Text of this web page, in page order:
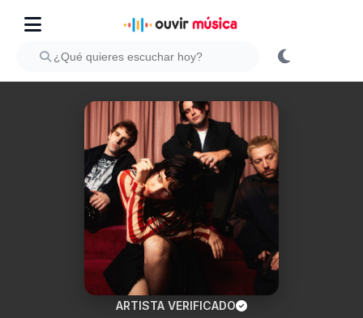
ARTISTA VERIFICADO